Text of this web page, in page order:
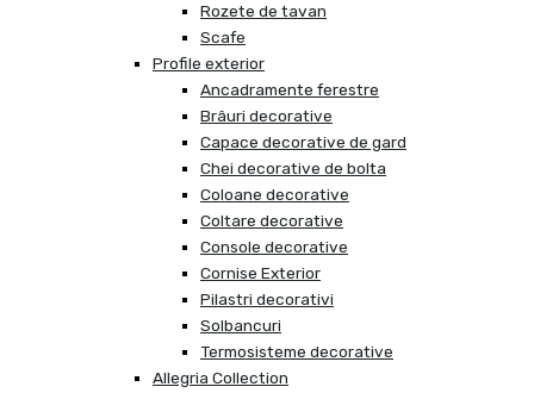
Rozete de tavan
Scafe
Profile exterior
Ancadramente ferestre
Brâuri decorative
Capace decorative de gard
Chei decorative de bolta
Coloane decorative
Coltare decorative
Console decorative
Cornise Exterior
Pilastri decorativi
Solbancuri
Termosisteme decorative
Allegria Collection